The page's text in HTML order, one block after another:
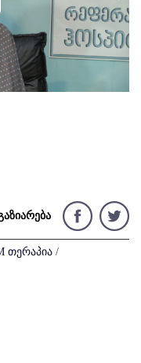
თერაპია /